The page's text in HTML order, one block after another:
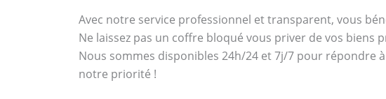
Avec notre service professionnel et transparent, vous
Ne laissez pas un coffre bloqué vous priver de vos
Nous sommes disponibles 24h/24 et 7j/7 pour répondre
notre priorité !